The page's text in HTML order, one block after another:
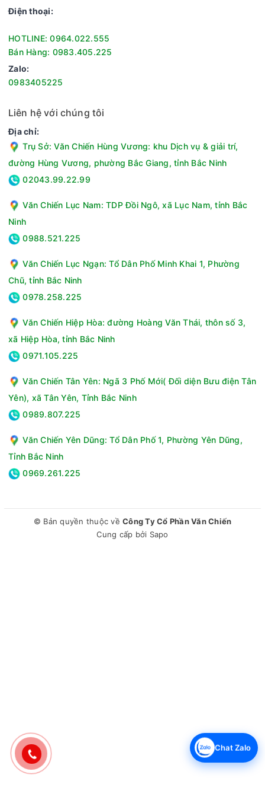
Thông số kỹ thuật Máy làm sữa hạt đa năng Nagakawa
Dung tích:1,2 lít
Công suất:Nấu (1.200W), Xay (800W)
Tốc độ không tải:24.000 vòng/phút
Chất liệu lưỡi dao:Thép không gỉ
Chất liệu:Cối (Thủy tinh), Thân máy (Nhựa PP)
Chức năng:Làm sữa đậu nành, Làm sữa hạt, Nấu súp, Sữa
ngũ cốc, Xay đá, Xay sinh tố
Tự ngắt khi quá nhiệt:Có
Nguồn điện áp:220V - 240V / 50Hz
Kích thước:Dài x rộng x cao (175mm x 175mm x 413mm)
Trọng lượng sản phẩm:4.23kg
Bảo hành:12 tháng
Điện thoại:
HOTLINE: 0964.022.555
Bán Hàng: 0983.405.225
Zalo:
0983405225
Liên hệ với chúng tôi
Địa chỉ:
Trụ Sở: Văn Chiến Hùng Vương: khu Dịch vụ & giải trí,
đường Hùng Vương, phường Bắc Giang, tỉnh Bắc Ninh
02043.99.22.99
Văn Chiến Lục Nam: TDP Đồi Ngô, xã Lục Nam, tỉnh Bắc
Ninh
0988.521.225
Văn Chiến Lục Ngạn: Tổ Dân Phố Minh Khai 1, Phường
Chũ, tỉnh Bắc Ninh
0978.258.225
Văn Chiến Hiệp Hòa: đường Hoàng Văn Thái, thôn số 3,
xã Hiệp Hòa, tỉnh Bắc Ninh
0971.105.225
Văn Chiến Tân Yên: Ngã 3 Phố Mới( Đối diện Bưu điện Tân
Yên), xã Tân Yên, Tỉnh Bắc Ninh
0989.807.225
Văn Chiến Yên Dũng: Tổ Dân Phố 1, Phường Yên Dũng,
Tỉnh Bắc Ninh
0969.261.225
© Bản quyền thuộc về Công Ty Cổ Phần Văn Chiến
Cung cấp bởi Sapo
Chat Zalo